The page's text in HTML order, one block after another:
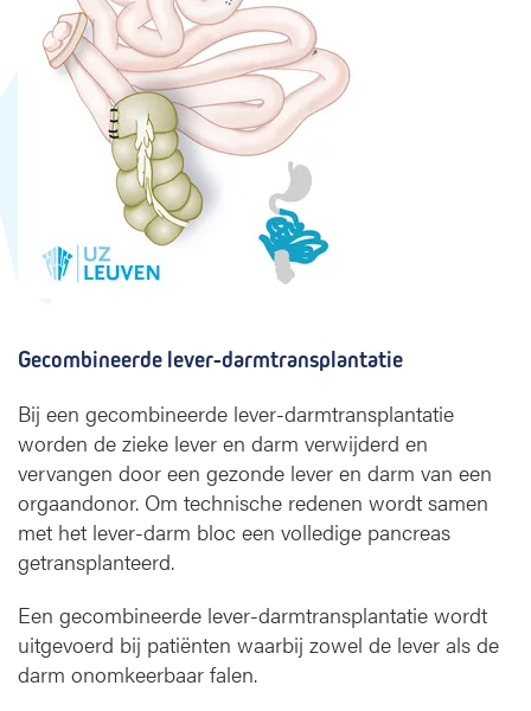
Gecombineerde lever-darmtransplantatie
Bij een gecombineerde lever-darmtransplantatie
worden de zieke lever en darm verwijderd en
vervangen door een gezonde lever en darm van een
orgaandonor. Om technische redenen wordt samen
met het lever-darm bloc een volledige pancreas
getransplanteerd.
Een gecombineerde lever-darmtransplantatie wordt
uitgevoerd bij patiënten waarbij zowel de lever als de
darm onomkeerbaar falen.